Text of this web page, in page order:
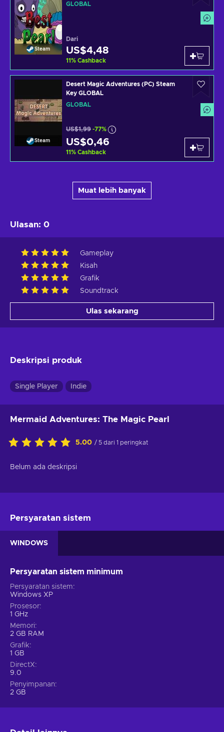
Steam
GLOBAL
Dari
US$4,48
11% Cashback
Steam
Desert Magic Adventures (PC) Steam
Key GLOBAL
GLOBAL
US$1,99 -77%
US$0,46
11% Cashback
Muat lebih banyak
Ulasan: 0
Gameplay
Kisah
Grafik
Soundtrack
Ulas sekarang
Deskripsi produk
Single Player Indie
Mermaid Adventures: The Magic Pearl
5.00 / 5 dari 1 peringkat
Belum ada deskripsi
Persyaratan sistem
WINDOWS
Persyaratan sistem minimum
Persyaratan sistem
Windows XP
Prosesor
1 GHz
Memori
2 GB RAM
Grafik
1 GB
DirectX
9.0
Penyimpanan
2 GB